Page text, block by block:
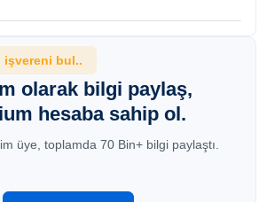
işvereni bul..
olarak bilgi paylaş,
hesaba sahip ol.
üye, toplamda 70 Bin+ bilgi paylaştı.